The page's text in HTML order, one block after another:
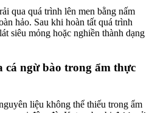
qua quá trình lên men bằng nấm
hảo. Sau khi hoàn tất quá trình
siêu mỏng hoặc nghiền thành dạng
cá ngừ bào trong ẩm thực
liệu không thể thiếu trong ẩm